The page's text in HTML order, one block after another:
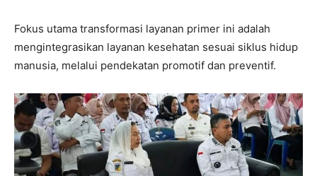
Fokus utama transformasi layanan primer ini adalah
mengintegrasikan layanan kesehatan sesuai siklus hidup
manusia, melalui pendekatan promotif dan preventif.